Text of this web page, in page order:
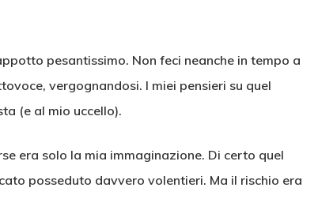
pesantissimo. Non feci neanche in tempo a
vergognandosi. I miei pensieri su quel
(e al mio uccello).
era solo la mia immaginazione. Di certo quel
posseduto davvero volentieri. Ma il rischio era